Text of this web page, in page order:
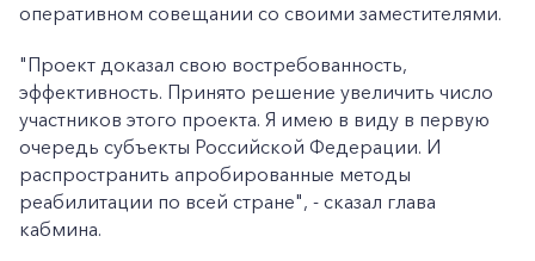
оперативном совещании со своими заместителями.
"Проект доказал свою востребованность,
эффективность. Принято решение увеличить число
участников этого проекта. Я имею в виду в первую
очередь субъекты Российской Федерации. И
распространить апробированные методы
реабилитации по всей стране", - сказал глава
кабмина.